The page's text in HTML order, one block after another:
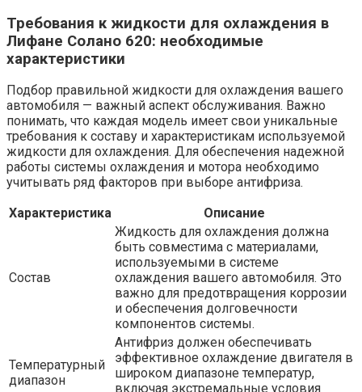
Требования к жидкости для охлаждения в
Лифане Солано 620: необходимые
характеристики
Подбор правильной жидкости для охлаждения вашего
автомобиля — важный аспект обслуживания. Важно
понимать, что каждая модель имеет свои уникальные
требования к составу и характеристикам используемой
жидкости для охлаждения. Для обеспечения надежной
работы системы охлаждения и мотора необходимо
учитывать ряд факторов при выборе антифриза.
Характеристика
Описание
Состав
Жидкость для охлаждения должна
быть совместима с материалами,
используемыми в системе
охлаждения вашего автомобиля. Это
важно для предотвращения коррозии
и обеспечения долговечности
компонентов системы.
Температурный
диапазон
Антифриз должен обеспечивать
эффективное охлаждение двигателя в
широком диапазоне температур,
включая экстремальные условия